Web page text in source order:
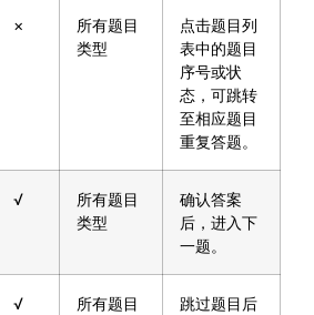
×
所有题目
类型
点击题目列
表中的题目
序号或状
态，可跳转
至相应题目
重复答题。
√
所有题目
类型
确认答案
后，进入下
一题。
√
所有题目
跳过题目后